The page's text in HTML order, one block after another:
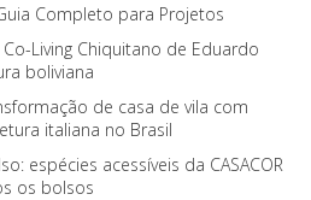
Completo para Projetos
Co-Living Chiquitano de Eduardo
boliviana
de casa de vila com
italiana no Brasil
espécies acessíveis da CASACOR
os bolsos